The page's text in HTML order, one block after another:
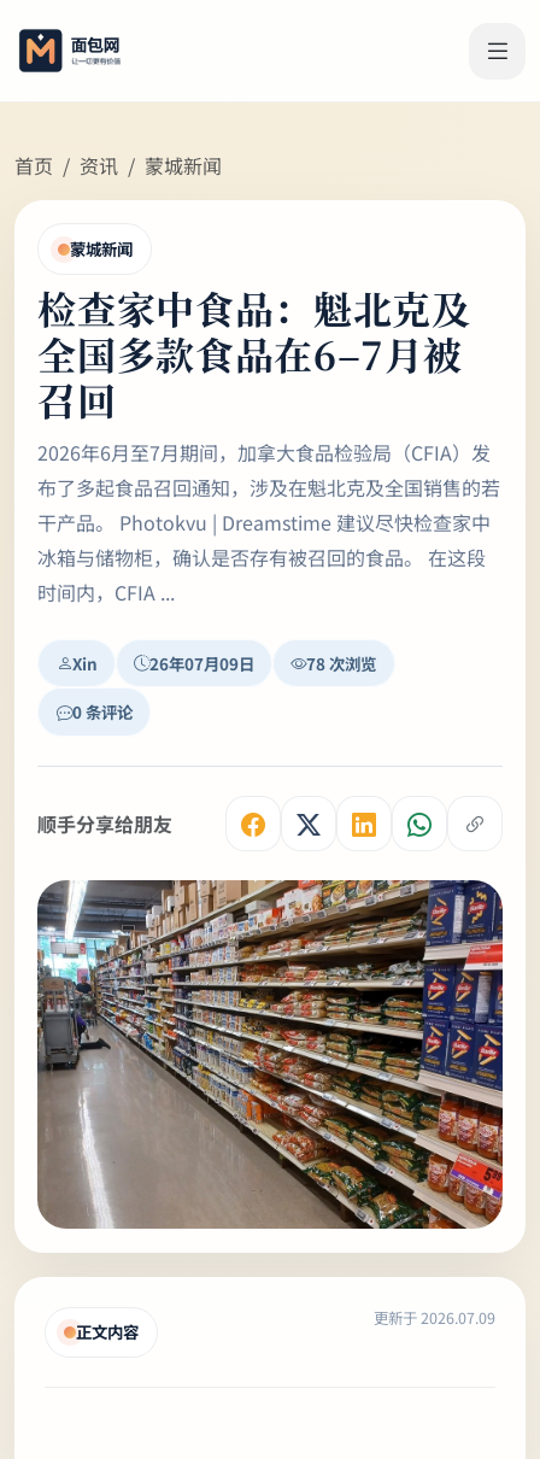
首页 资讯 蒙城新闻
蒙城新闻
检查家中食品：魁北克及
全国多款食品在6–7月被
召回
2026年6月至7月期间，加拿大食品检验局（CFIA）发
布了多起食品召回通知，涉及在魁北克及全国销售的若
干产品。 Photokvu | Dreamstime 建议尽快检查家中
冰箱与储物柜，确认是否存有被召回的食品。 在这段
时间内，CFIA ...
Xin 26年07月09日 78 次浏览
0 条评论
顺手分享给朋友
正文内容
更新于 2026.07.09